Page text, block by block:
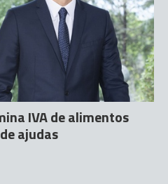
IVA de alimentos
ajudas